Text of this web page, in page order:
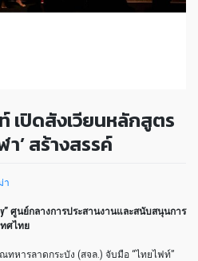
เปิดสังเวียนหลักสูตร
’ สร้างสรรค์
า
ศูนย์กลางการประสานงานและสนับสนุนการ
ศไทย
ทหารลาดกระบัง (สจล.) จับมือ “ไทยไฟท์”